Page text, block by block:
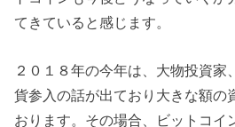
てきていると感じます。
２０１８年の今年は、大物投資家
貨参入の話が出ており大きな額の
おります。その場合、ビットコイ